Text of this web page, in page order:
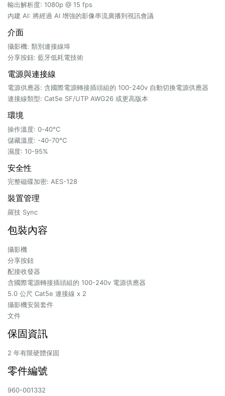
輸出解析度: 1080p @ 15 fps
內建 AI: 將經過 AI 增強的影像串流廣播到視訊會議
介面
攝影機: 類別連接線埠
分享按鈕: 藍牙低耗電技術
電源與連接線
電源供應器: 含國際電源轉接插頭組的 100-240v 自動切換電源供應器
連接線類型: Cat5e SF/UTP AWG26 或更高版本
環境
操作溫度: 0-40°C
儲藏溫度: -40-70°C
濕度: 10-95%
安全性
完整磁碟加密: AES-128
裝置管理
羅技 Sync
包裝內容
攝影機
分享按鈕
配接收發器
含國際電源轉接插頭組的 100-240v 電源供應器
5.0 公尺 Cat5e 連接線 x 2
攝影機安裝套件
文件
保固資訊
2 年有限硬體保固
零件編號
960-001332